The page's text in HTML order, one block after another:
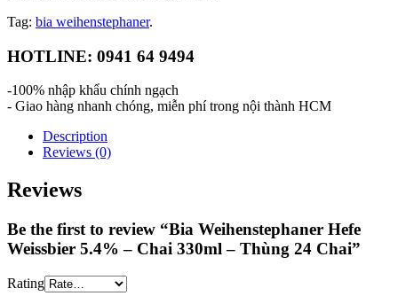
Tag: bia weihenstephaner.
HOTLINE: 0941 64 9494
-100% nhập khẩu chính ngạch
- Giao hàng nhanh chóng, miễn phí trong nội thành HCM
Description
Reviews (0)
Reviews
Be the first to review “Bia Weihenstephaner Hefe
Weissbier 5.4% – Chai 330ml – Thùng 24 Chai”
Rating